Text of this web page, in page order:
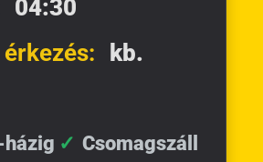
04:30
kb.
Csomagszáll